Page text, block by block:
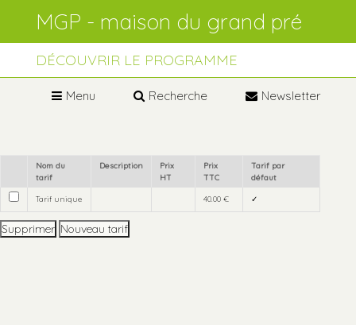
Aller
navigation
personnels
DÉCOUVRIR LE PROGRAMME
Menu Recherche Newsletter
Nom du
tarif
Description
Prix
HT
Prix
TTC
Tarif par
défaut
Tarif unique 40.00 € ✓